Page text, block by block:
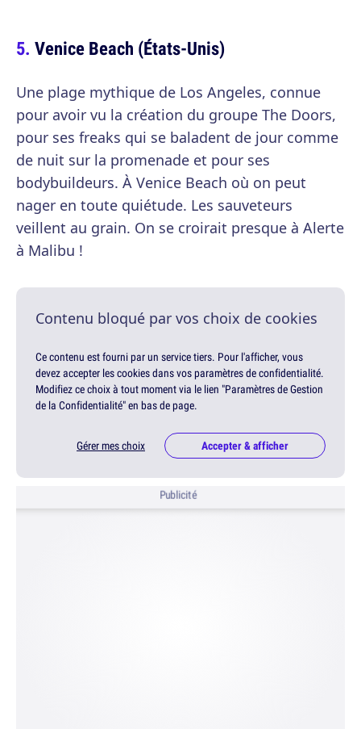
Venice Beach (États-Unis)
Une plage mythique de Los Angeles, connue
pour avoir vu la création du groupe The Doors,
pour ses freaks qui se baladent de jour comme
de nuit sur la promenade et pour ses
bodybuildeurs. À Venice Beach où on peut
nager en toute quiétude. Les sauveteurs
veillent au grain. On se croirait presque à Alerte
à Malibu !
Contenu bloqué par vos choix de cookies
Ce contenu est fourni par un service tiers. Pour l'afficher, vous
devez accepter les cookies dans vos paramètres de confidentialité.
Modifiez ce choix à tout moment via le lien "Paramètres de Gestion
de la Confidentialité" en bas de page.
Gérer mes choix Accepter & afficher
Publicité